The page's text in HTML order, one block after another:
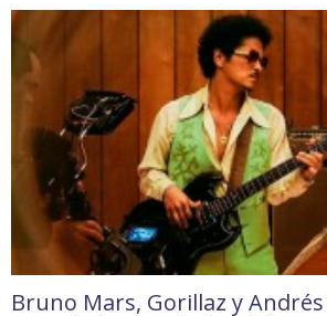
Bruno Mars, Gorillaz y